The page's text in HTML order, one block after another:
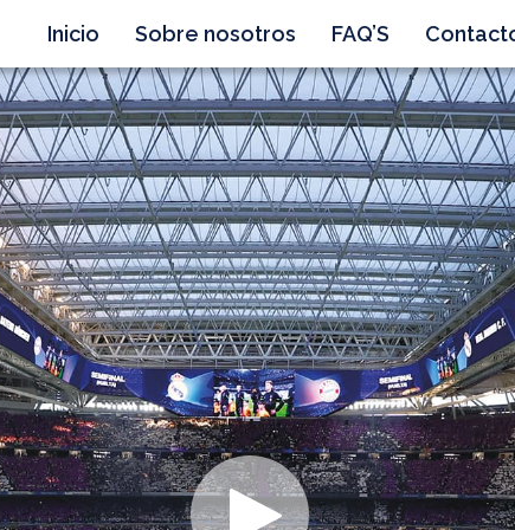
Inicio Sobre nosotros FAQ’S